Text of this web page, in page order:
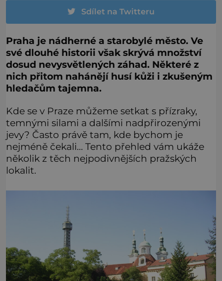
Sdílet na Twitteru
Praha je nádherné a starobylé město. Ve
své dlouhé historii však skrývá množství
dosud nevysvětlených záhad. Některé z
nich přitom nahánějí husí kůži i zkušeným
hledačům tajemna.
Kde se v Praze můžeme setkat s přízraky,
temnými silami a dalšími nadpřirozenými
jevy? Často právě tam, kde bychom je
nejméně čekali… Tento přehled vám ukáže
několik z těch nejpodivnějších pražských
lokalit.